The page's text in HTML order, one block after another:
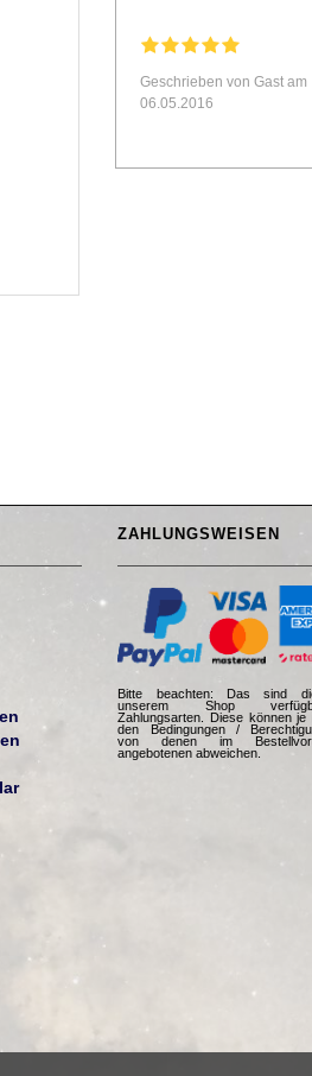
Geschrieben von Gast am
06.05.2016
ZAHLUNGSWEISEN
Bitte beachten: Das sind
unserem Shop
Zahlungsarten. Diese können je
den Bedingungen /
von denen im
angebotenen abweichen.